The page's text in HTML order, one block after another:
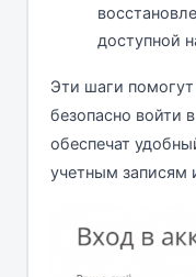
доступной
Эти шаги
безопасно войти
обеспечат
учетным записям